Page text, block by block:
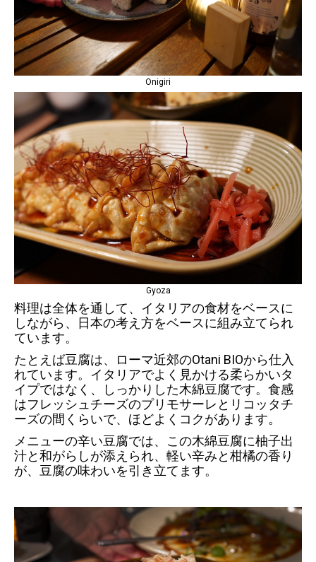
Onigiri
Gyoza
料理は全体を通して、イタリアの食材をベースに
しながら、日本の考え方をベースに組み立てられ
ています。
たとえば豆腐は、ローマ近郊のOtani BIOから仕入
れています。イタリアでよく見かける柔らかいタ
イプではなく、しっかりした木綿豆腐です。食感
はフレッシュチーズのプリモサーレとリコッタチ
ーズの間くらいで、ほどよくコクがあります。
メニューの辛い豆腐では、この木綿豆腐に柚子出
汁と和がらしが添えられ、軽い辛みと柑橘の香り
が、豆腐の味わいを引き立てます。